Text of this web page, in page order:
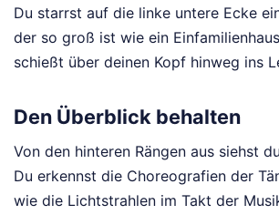
Du starrst auf die linke untere Ecke
der so groß ist wie ein
schießt über deinen Kopf hinweg ins
Den Überblick behalten
Von den hinteren Rängen aus siehst
Du erkennst die Choreografien der
wie die Lichtstrahlen im Takt der